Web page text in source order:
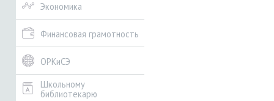
Экономика
Финансовая грамотность
ОРКиСЭ
Школьному
библиотекарю